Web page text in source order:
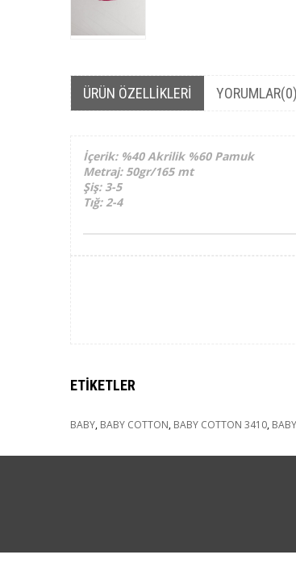
ÜRÜN ÖZELLIKLERI YORUMLAR(0)
İçerik: %40 Akrilik %60 Pamuk
Metraj: 50gr/165 mt
Şiş: 3-5
Tığ: 2-4
ETIKETLER
BABY, BABY COTTON, BABY COTTON 3410,